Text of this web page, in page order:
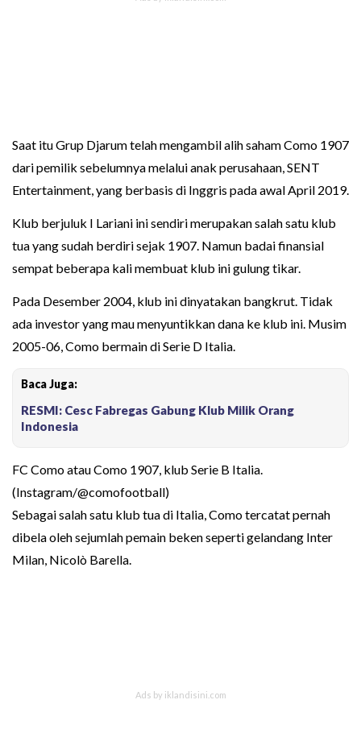
Saat itu Grup Djarum telah mengambil alih saham Como 1907
dari pemilik sebelumnya melalui anak perusahaan, SENT
Entertainment, yang berbasis di Inggris pada awal April 2019.
Klub berjuluk I Lariani ini sendiri merupakan salah satu klub
tua yang sudah berdiri sejak 1907. Namun badai finansial
sempat beberapa kali membuat klub ini gulung tikar.
Pada Desember 2004, klub ini dinyatakan bangkrut. Tidak
ada investor yang mau menyuntikkan dana ke klub ini. Musim
2005-06, Como bermain di Serie D Italia.
Baca Juga:
RESMI: Cesc Fabregas Gabung Klub Milik Orang
Indonesia
FC Como atau Como 1907, klub Serie B Italia.
(Instagram/@comofootball)
Sebagai salah satu klub tua di Italia, Como tercatat pernah
dibela oleh sejumlah pemain beken seperti gelandang Inter
Milan, Nicolò Barella.